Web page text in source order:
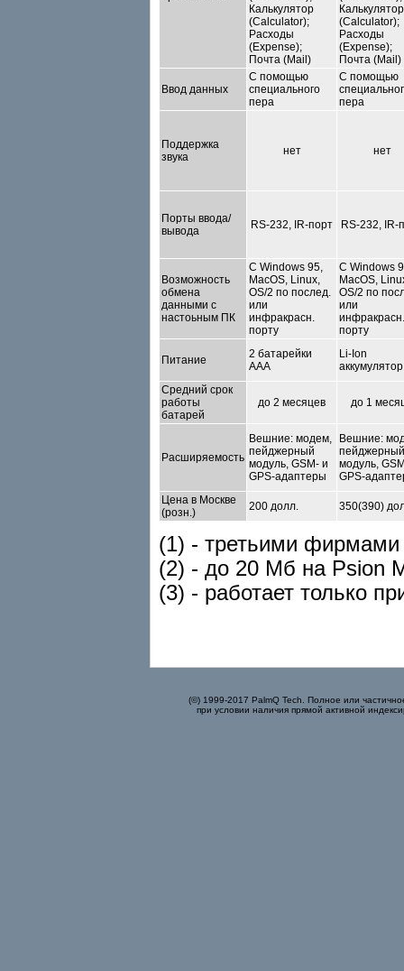
Калькулятор
(Calculator);
Расходы
(Expense);
Почта (Mail)
Калькулятор
(Calculator);
Расходы
(Expense);
Почта (Mail)
Ввод данных
С помощью
специального
пера
С помощью
пера
Поддержка
звука
нет нет
Порты ввода/
вывода
RS-232, IR-порт RS-232, IR-
Возможность
обмена
данными с
настоьным ПК
С Windows 95,
MacOS, Linux,
OS/2 по послед.
или
инфракрасн.
порту
С Windows
MacOS,
OS/2 по
или
инфракрасн.
порту
Питание
2 батарейки
ААA
Li-Ion
аккумулятор
Средний срок
работы
батарей
до 2 месяцев до 1
Расширяемость
Вешние: модем,
пейджерный
модуль, GSM- и
GPS-адаптеры
Вешние:
пейджерный
модуль,
GPS-
Цена в Москве
(розн.)
200 долл. 350(390)
(1) - третьими фирмами
(2) - до 20 Мб на Psion
(3) - работает только
(©) 1999-2017 PalmQ Tech. Полное или
при условии наличия прямой активной